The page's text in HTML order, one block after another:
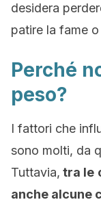
desidera
patire la fame
Perché
peso?
I fattori che
sono molti, da
Tuttavia, tra le
anche alcune